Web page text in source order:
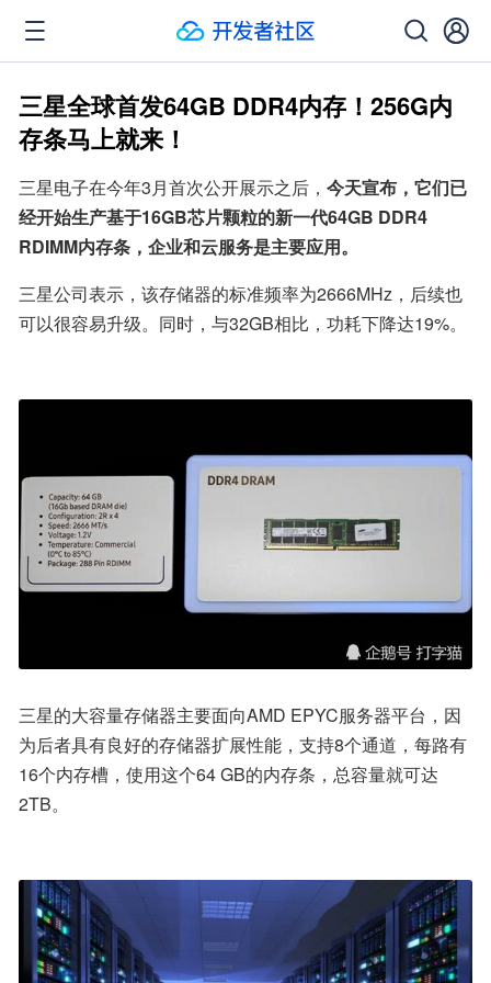
三星全球首发64GB DDR4内存！256G内
存条马上就来！
三星电子在今年3月首次公开展示之后， 今天宣布，它们已
经开始生产基于16GB芯片颗粒的新一代64GB DDR4
RDIMM内存条，企业和云服务是主要应用。
三星公司表示，该存储器的标准频率为2666MHz，后续也
可以很容易升级。同时，与32GB相比，功耗下降达19%。
三星的大容量存储器主要面向AMD EPYC服务器平台，因
为后者具有良好的存储器扩展性能，支持8个通道，每路有
16个内存槽，使用这个64 GB的内存条，总容量就可达
2TB。